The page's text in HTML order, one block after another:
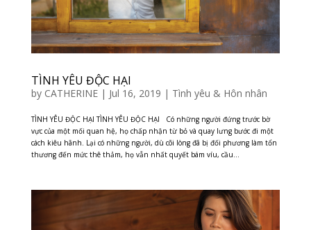
TÌNH YÊU ĐỘC HẠI
by CATHERINE| Jul 16, 2019 | Tình yêu & Hôn nhân
TÌNH YÊU ĐỘC HẠI TÌNH YÊU ĐỘC HẠI Có những người đứng trước bờ
vực của một mối quan hệ, họ chấp nhận từ bỏ và quay lưng bước đi một
cách kiêu hãnh. Lại có những người, dù cõi lòng đã bị đối phương làm tổn
thương đến mức thê thảm, họ vẫn nhất quyết bám víu, cầu...